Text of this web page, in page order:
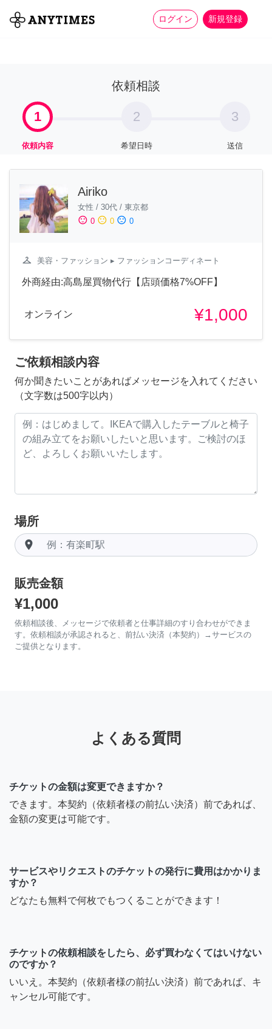
ログイン 新規登録
全て 家事 more_horiz
依頼相談
1
依頼内容
2
希望日時
3
送信
Airiko
女性 / 30代 / 東京都
sentiment_satisfied 0 sentiment_neutral 0 sentiment_dissatisfied 0
checkroom 美容・ファッション ▸ ファッションコーディネート
外商経由:高島屋買物代行【店頭価格7%OFF】
オンライン ¥1,000
ご依頼相談内容
何か聞きたいことがあればメッセージを入れてください
（文字数は500字以内）
場所
room
販売金額
¥1,000
依頼相談後、メッセージで依頼者と仕事詳細のすり合わせができま
す。依頼相談が承認されると、前払い決済（本契約）→サービスの
ご提供となります。
よくある質問
チケットの金額は変更できますか？
できます。本契約（依頼者様の前払い決済）前であれば、
金額の変更は可能です。
サービスやリクエストのチケットの発行に費用はかかりま
すか？
どなたも無料で何枚でもつくることができます！
チケットの依頼相談をしたら、必ず買わなくてはいけない
のですか？
いいえ。本契約（依頼者様の前払い決済）前であれば、キ
ャンセル可能です。